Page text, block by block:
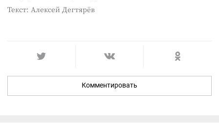
Текст: Алексей Дегтярёв
Комментировать